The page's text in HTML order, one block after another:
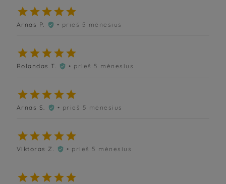

Arnas P.  • prieš 5 mėnesius

Rolandas T.  • prieš 5 mėnesius

Arnas S.  • prieš 5 mėnesius

Viktoras Z.  • prieš 5 mėnesius
